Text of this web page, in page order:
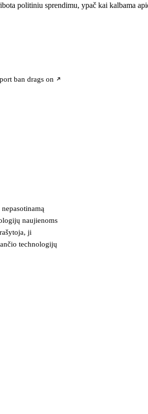
politiniu sprendimu, ypač kai kalbama
ban drags on
naujienoms
ji
technologijų